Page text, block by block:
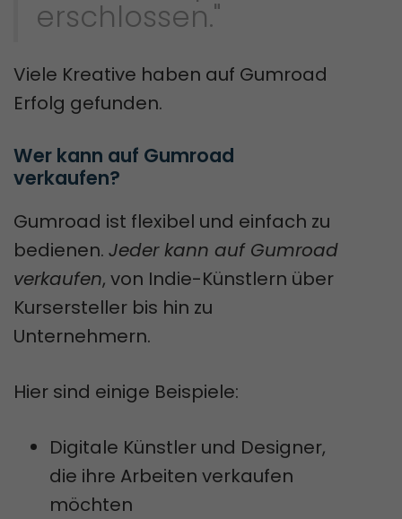
erschlossen."
Viele Kreative haben auf Gumroad
Erfolg gefunden.
Wer kann auf Gumroad
verkaufen?
Gumroad ist flexibel und einfach zu
bedienen. Jeder kann auf Gumroad
verkaufen, von Indie-Künstlern über
Kursersteller bis hin zu
Unternehmern.
Hier sind einige Beispiele:
Digitale Künstler und Designer,
die ihre Arbeiten verkaufen
möchten